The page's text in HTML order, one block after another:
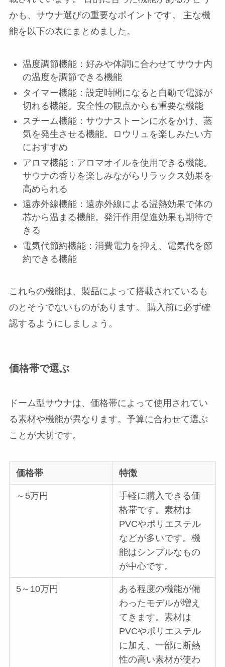
かも、サウナ選びの重要なポイントです。 主な機
能を以下の表にまとめました。
温度調節機能：好みや体調に合わせてサウナ内
の温度を調節できる機能
タイマー機能：設定時間になると自動で電源が
切れる機能。安全性の観点からも重要な機能
スチーム機能：サウナストーンに水をかけ、蒸
気を発生させる機能。ロウリュを楽しみたい方
におすすめ
アロマ機能：アロマオイルを使用できる機能。
サウナの香りを楽しみながらリラックス効果を
高められる
遠赤外線機能：遠赤外線による温熱効果で体の
芯から温まる機能。発汗作用促進効果も期待で
きる
電気代節約機能：消費電力を抑え、電気代を節
約できる機能
これらの機能は、製品によって搭載されているも
のとそうでないものがあります。 購入前に必ず確
認するようにしましょう。
価格帯で選ぶ
ドーム型サウナは、価格帯によって使用されてい
る素材や機能が異なります。予算に合わせて選ぶ
ことが大切です。
価格帯 特徴
～5万円
手軽に購入できる価
格帯です。素材は
PVCやポリエステル
などが多いです。機
能はシンプルなもの
が中心です。
5～10万円
ある程度の機能が備
わったモデルが増え
てきます。素材は
PVCやポリエステル
に加え、一部に断熱
性の高い素材が使わ